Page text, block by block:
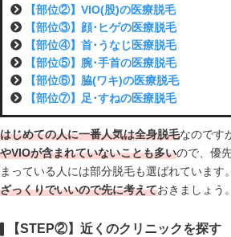
【部位②】VIO(股)の医療脱毛
【部位③】顔･ヒゲの医療脱毛
【部位④】首･うなじ医療脱毛
【部位⑤】腕･手首の医療脱毛
【部位⑥】脇(ワキ)の医療脱毛
【部位⑦】足･すねの医療脱毛
はじめての人に一番人気は全身脱毛なのです
やVIOが含まれていないことも多いので、優
まっている人には部分脱毛も選ばれています。
ざっくりでいいので先に考えておきましょう。
【STEP②】近くのクリニックを探す